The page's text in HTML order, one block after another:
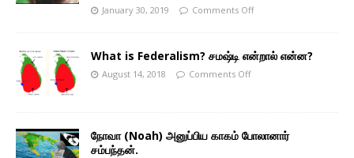
January 30, 2019 Comments Off
What is Federalism? சமஷ்டி என்றால் என்ன?
August 14, 2018 Comments Off
நோவா (Noah) அனுப்பிய காகம் போலானார்
சம்பந்தன்.